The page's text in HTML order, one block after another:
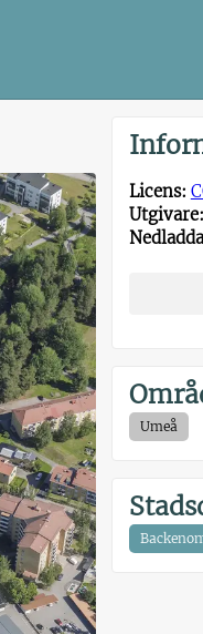
Licens:
Utgivare:
Umeå